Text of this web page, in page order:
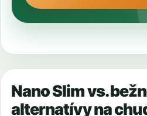
Nano Slim vs.
alternatívy na